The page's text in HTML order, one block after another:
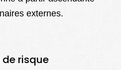
externes.
risque